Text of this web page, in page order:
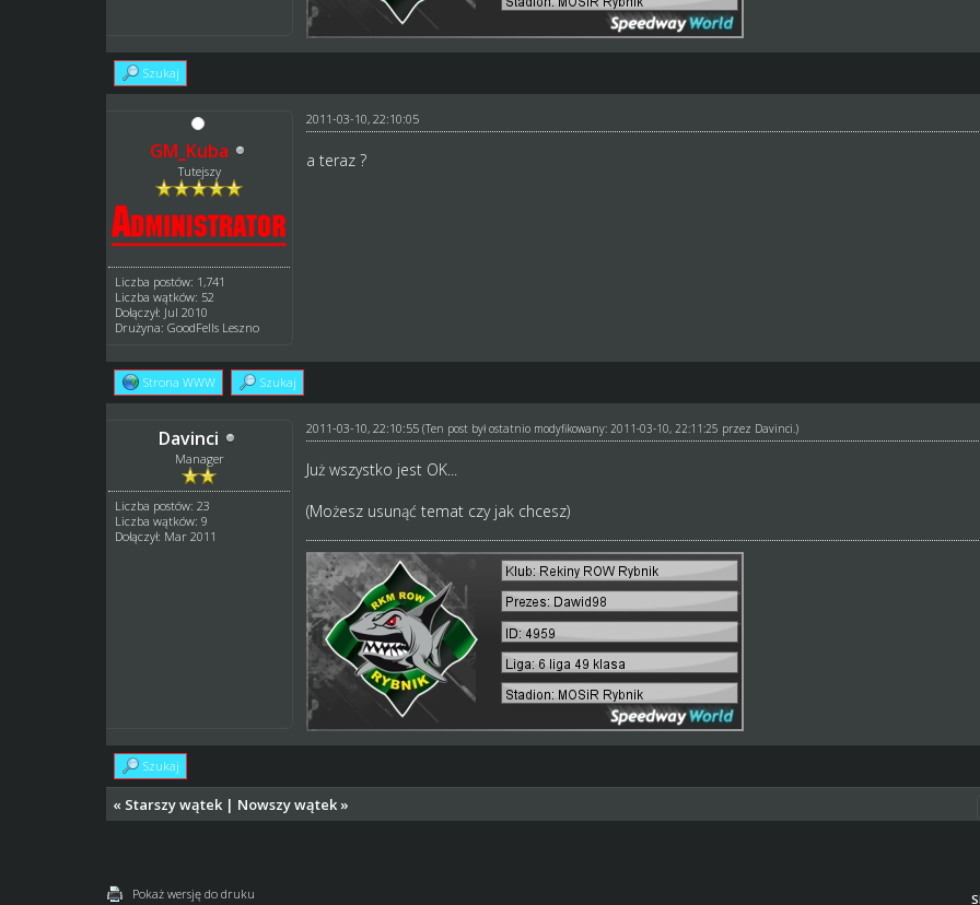
Szukaj
GM_Kuba
Tutejszy
Liczba postów: 1,741
Liczba wątków: 52
Dołączył: Jul 2010
Drużyna: GoodFells Leszno
2011-03-10, 22:10:05
a teraz ?
Strona WWW Szukaj
Davinci
Manager
Liczba postów: 23
Liczba wątków: 9
Dołączył: Mar 2011
2011-03-10, 22:10:55 (Ten post był ostatnio modyfikowany: 2011-03-10, 22:11:25 przez Davinci .)
Już wszystko jest OK...
(Możesz usunąć temat czy jak chcesz)
Szukaj
« Starszy wątek | Nowszy wątek »
Pokaż wersję do druku